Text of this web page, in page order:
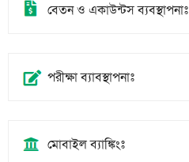
বেতন ও একাউন্টস ব্যবস্থাপনাঃ
পরীক্ষা ব্যাবস্থাপনাঃ
মোবাইল ব্যাঙ্কিংঃ